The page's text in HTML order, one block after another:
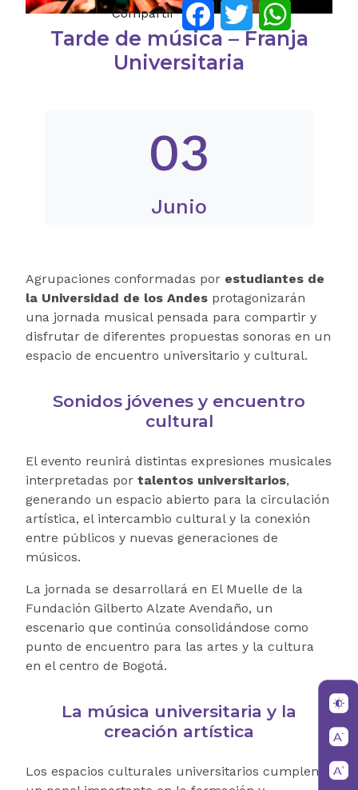
Compartir FacebookTwitterWhatsApp
Tarde de música – Franja
Universitaria
03
Junio
Agrupaciones conformadas por estudiantes de
la Universidad de los Andes protagonizarán
una jornada musical pensada para compartir y
disfrutar de diferentes propuestas sonoras en un
espacio de encuentro universitario y cultural.
Sonidos jóvenes y encuentro
cultural
El evento reunirá distintas expresiones musicales
interpretadas por talentos universitarios,
generando un espacio abierto para la circulación
artística, el intercambio cultural y la conexión
entre públicos y nuevas generaciones de
músicos.
La jornada se desarrollará en El Muelle de la
Fundación Gilberto Alzate Avendaño, un
escenario que continúa consolidándose como
punto de encuentro para las artes y la cultura
en el centro de Bogotá.
La música universitaria y la
creación artística
Los espacios culturales universitarios cumplen